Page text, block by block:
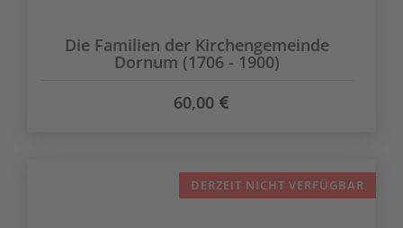
Die Familien der Kirchengemeinde
Dornum (1706 - 1900)
60,00
DERZEIT NICHT VERFÜGBAR